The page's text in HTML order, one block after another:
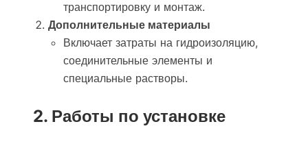
транспортировку и монтаж.
Дополнительные материалы
Включает затраты на гидроизоляцию,
соединительные элементы и
специальные растворы.
2. Работы по установке